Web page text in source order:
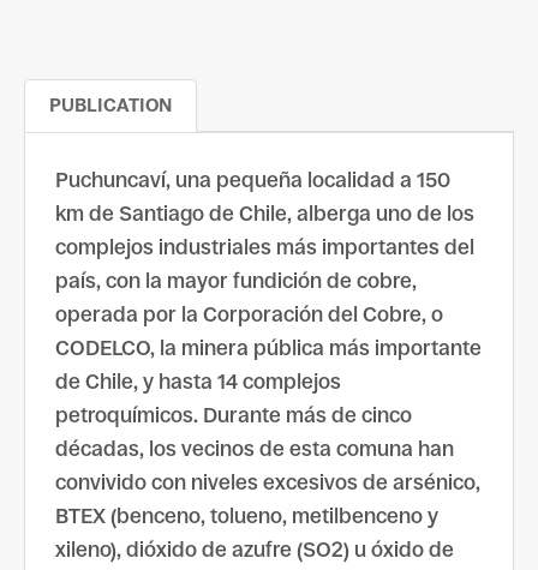
PUBLICATION
Puchuncaví, una pequeña localidad a 150
km de Santiago de Chile, alberga uno de los
complejos industriales más importantes del
país, con la mayor fundición de cobre,
operada por la Corporación del Cobre, o
CODELCO, la minera pública más importante
de Chile, y hasta 14 complejos
petroquímicos. Durante más de cinco
décadas, los vecinos de esta comuna han
convivido con niveles excesivos de arsénico,
BTEX (benceno, tolueno, metilbenceno y
xileno), dióxido de azufre (SO2) u óxido de